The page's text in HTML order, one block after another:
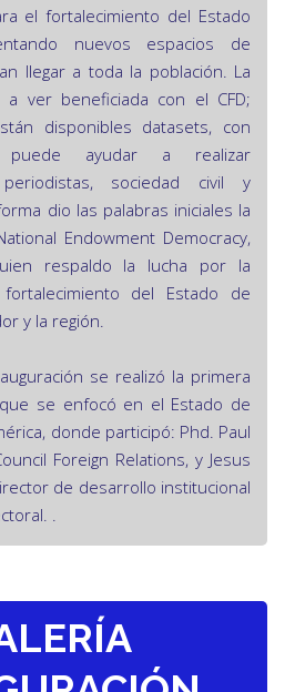
el fortalecimiento del Estado
nuevos espacios de
llegar a toda la población. La
ver beneficiada con el CFD;
disponibles datasets, con
puede ayudar a realizar
sociedad civil y
dio las palabras iniciales la
Endowment Democracy,
respaldo la lucha por la
del Estado de
y la región.
se realizó la primera
se enfocó en el Estado de
donde participó: Phd. Paul
Foreign Relations, y Jesus
de desarrollo institucional
.